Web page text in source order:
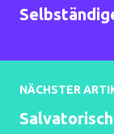
NÄCHSTER